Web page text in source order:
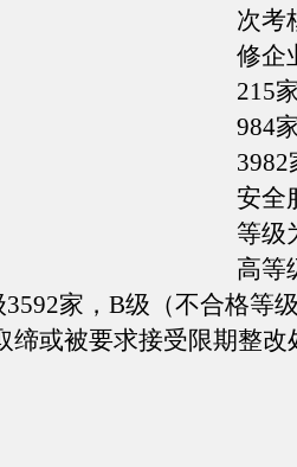
次考
修企
215
984
安全
等级
高等
家，B级（不合格等
缔或被要求接受限期整改